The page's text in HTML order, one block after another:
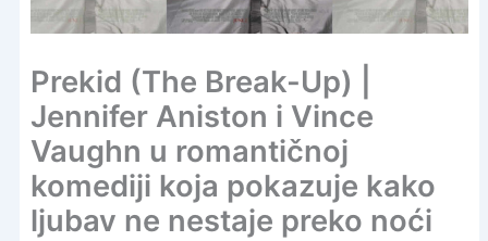
Prekid (The Break-Up) |
Jennifer Aniston i Vince
Vaughn u romantičnoj
komediji koja pokazuje kako
ljubav ne nestaje preko noći